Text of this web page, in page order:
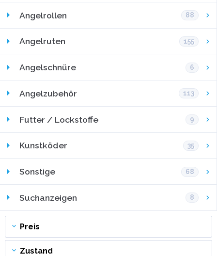
Angelrollen 88
Angelruten 155
Angelschnüre 6
Angelzubehör 113
Futter / Lockstoffe 9
Kunstköder 35
Sonstige 68
Suchanzeigen 8
Preis
Zustand